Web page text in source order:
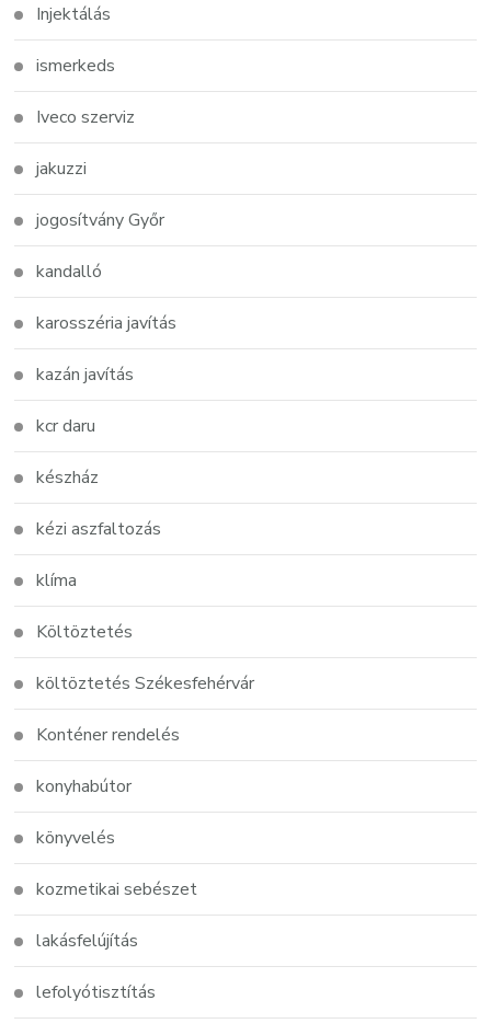
Injektálás
ismerkeds
Iveco szerviz
jakuzzi
jogosítvány Győr
kandalló
karosszéria javítás
kazán javítás
kcr daru
készház
kézi aszfaltozás
klíma
Költöztetés
költöztetés Székesfehérvár
Konténer rendelés
konyhabútor
könyvelés
kozmetikai sebészet
lakásfelújítás
lefolyótisztítás